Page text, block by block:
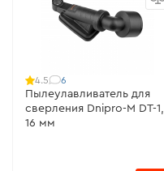
4.5 6
Пылеулавливатель для
сверления Dnipro-M DT-1,
16 мм